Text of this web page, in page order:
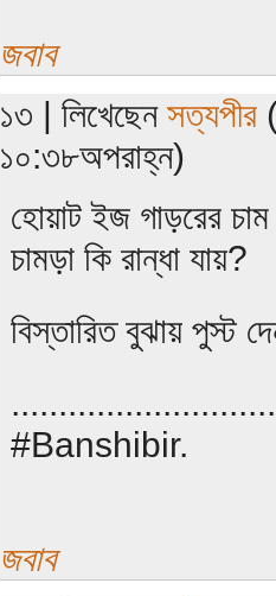
জবাব
১৩ | লিখেছেন সত্যপীর
১০:৩৮অপরাহ্ন)
হোয়াট ইজ গাড়রের
চামড়া কি রান্ধা যায়?
বিস্তারিত বুঝায় পুস্ট
#Banshibir.
জবাব